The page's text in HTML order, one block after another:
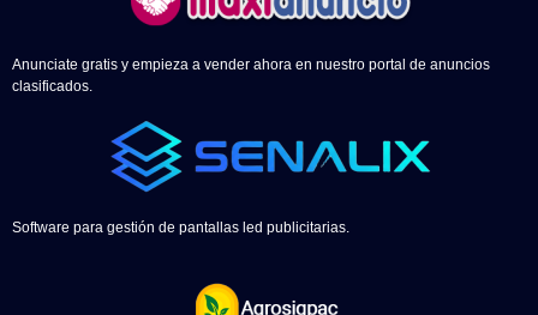
Anunciate gratis y empieza a vender ahora en nuestro portal de anuncios
clasificados.
Software para gestión de pantallas led publicitarias.